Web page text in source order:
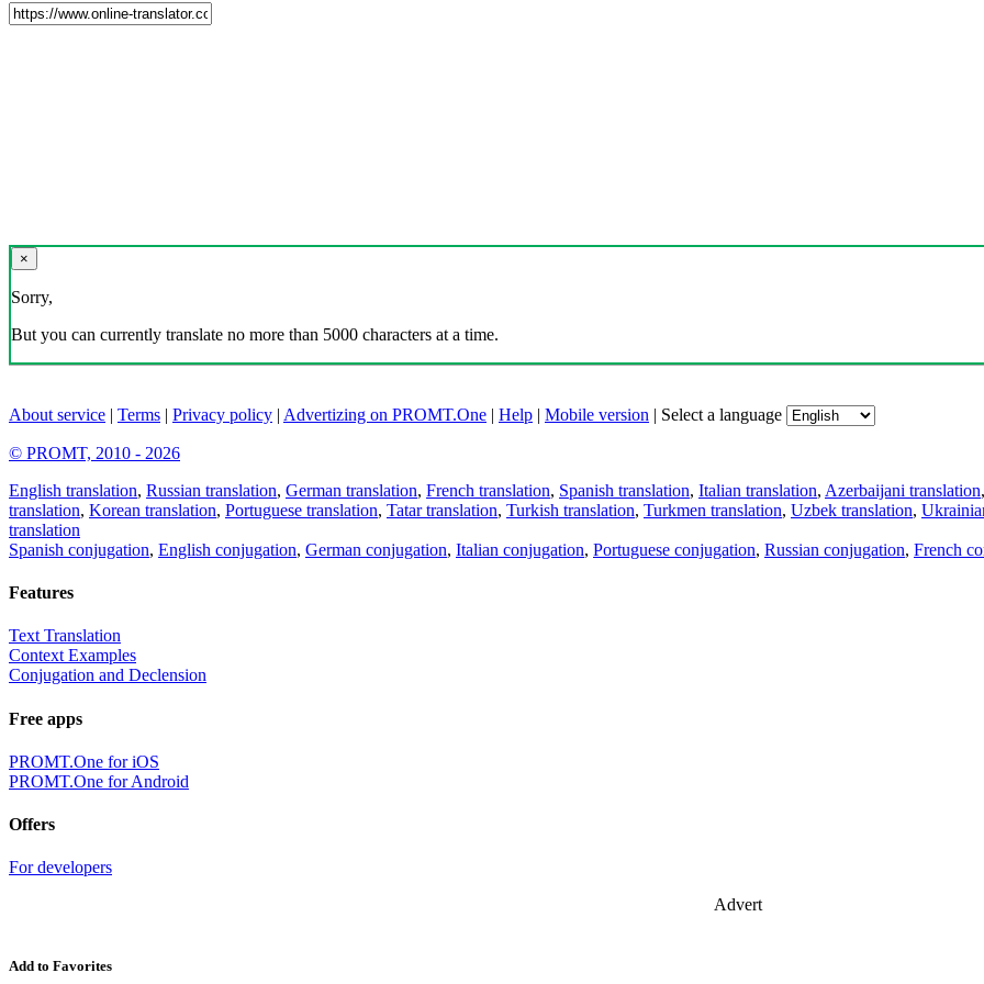
×
Sorry,
But you can currently translate no more than 5000 characters at a time.
About service | Terms | Privacy policy | Advertizing on PROMT.One | Help | Mobile version | Select a language
© PROMT, 2010 - 2026
English translation, Russian translation, German translation, French translation, Spanish translation, Italian translation, Azerbaijani translation,
translation, Korean translation, Portuguese translation, Tatar translation, Turkish translation, Turkmen translation, Uzbek translation,
translation
Spanish conjugation, English conjugation, German conjugation, Italian conjugation, Portuguese conjugation, Russian conjugation, French
Features
Text Translation
Context Examples
Conjugation and Declension
Free apps
PROMT.One for iOS
PROMT.One for Android
Offers
For developers
Advert
Add to Favorites